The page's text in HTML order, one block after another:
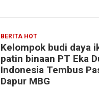
BERITA HOT
Kelompok budi daya
patin binaan PT Eka
Indonesia Tembus
Dapur MBG